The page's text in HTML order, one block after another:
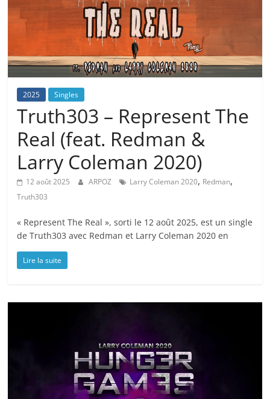
2025 Singles
Truth303 – Represent The
Real (feat. Redman &
Larry Coleman 2020)
12 août 2025 ARPOZ Larry Coleman 2020, Redman,
Truth303
« Represent The Real », sorti le 12 août 2025, est un single
de Truth303 avec Redman et Larry Coleman 2020 en
Lire la suite